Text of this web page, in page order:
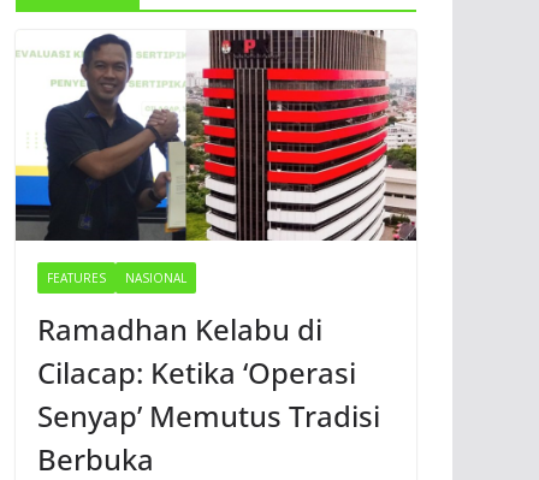
FEATURES NASIONAL
Ramadhan Kelabu di
Cilacap: Ketika ‘Operasi
Senyap’ Memutus Tradisi
Berbuka